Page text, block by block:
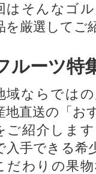
はそんなゴ
を厳選してご
ルーツ特
域ならでは
地直送の「お
ご紹介しま
入手できる希
だわりの果